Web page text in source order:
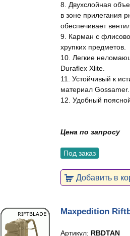
8. Двухслойная
в зоне прилегания
обеспечивает
9. Карман с
хрупких предметов.
10. Легкие
Duraflex Xlite.
11. Устойчивый к
материал Gossamer.
12. Удобный
Цена по запросу
Под заказ
Добавить в
Maxpedition
Артикул: RBDTAN